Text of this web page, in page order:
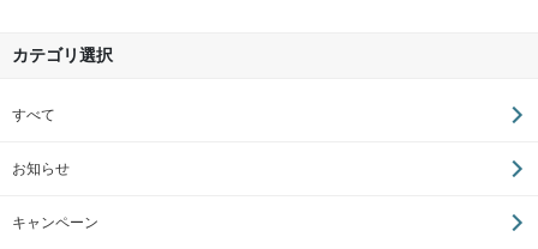
カテゴリ選択
すべて
お知らせ
キャンペーン